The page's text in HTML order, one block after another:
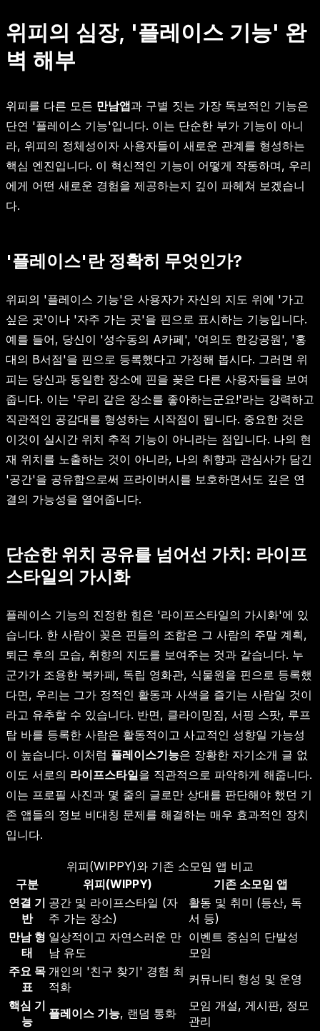
위피의 심장, '플레이스 기능' 완
벽 해부
위피를 다른 모든 만남앱과 구별 짓는 가장 독보적인 기능은
단연 '플레이스 기능'입니다. 이는 단순한 부가 기능이 아니
라, 위피의 정체성이자 사용자들이 새로운 관계를 형성하는
핵심 엔진입니다. 이 혁신적인 기능이 어떻게 작동하며, 우리
에게 어떤 새로운 경험을 제공하는지 깊이 파헤쳐 보겠습니
다.
'플레이스'란 정확히 무엇인가?
위피의 '플레이스 기능'은 사용자가 자신의 지도 위에 '가고
싶은 곳'이나 '자주 가는 곳'을 핀으로 표시하는 기능입니다.
예를 들어, 당신이 '성수동의 A카페', '여의도 한강공원', '홍
대의 B서점'을 핀으로 등록했다고 가정해 봅시다. 그러면 위
피는 당신과 동일한 장소에 핀을 꽂은 다른 사용자들을 보여
줍니다. 이는 '우리 같은 장소를 좋아하는군요!'라는 강력하고
직관적인 공감대를 형성하는 시작점이 됩니다. 중요한 것은
이것이 실시간 위치 추적 기능이 아니라는 점입니다. 나의 현
재 위치를 노출하는 것이 아니라, 나의 취향과 관심사가 담긴
'공간'을 공유함으로써 프라이버시를 보호하면서도 깊은 연
결의 가능성을 열어줍니다.
단순한 위치 공유를 넘어선 가치: 라이프
스타일의 가시화
플레이스 기능의 진정한 힘은 '라이프스타일의 가시화'에 있
습니다. 한 사람이 꽂은 핀들의 조합은 그 사람의 주말 계획,
퇴근 후의 모습, 취향의 지도를 보여주는 것과 같습니다. 누
군가가 조용한 북카페, 독립 영화관, 식물원을 핀으로 등록했
다면, 우리는 그가 정적인 활동과 사색을 즐기는 사람일 것이
라고 유추할 수 있습니다. 반면, 클라이밍짐, 서핑 스팟, 루프
탑 바를 등록한 사람은 활동적이고 사교적인 성향일 가능성
이 높습니다. 이처럼 플레이스기능은 장황한 자기소개 글 없
이도 서로의 라이프스타일을 직관적으로 파악하게 해줍니다.
이는 프로필 사진과 몇 줄의 글로만 상대를 판단해야 했던 기
존 앱들의 정보 비대칭 문제를 해결하는 매우 효과적인 장치
입니다.
위피(WIPPY)와 기존 소모임 앱 비교
구분
위피(WIPPY)
기존 소모임 앱
연결 기
반
공간 및 라이프스타일 (자
주 가는 장소)
활동 및 취미 (등산, 독
서 등)
만남 형
태
일상적이고 자연스러운 만
남 유도
이벤트 중심의 단발성
모임
주요 목
표
개인의 '친구 찾기' 경험 최
적화
커뮤니티 형성 및 운영
핵심 기
능
플레이스 기능, 랜덤 통화
모임 개설, 게시판, 정모
관리